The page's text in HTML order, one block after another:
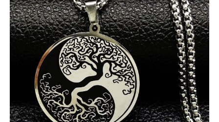
de
Vie
Yin